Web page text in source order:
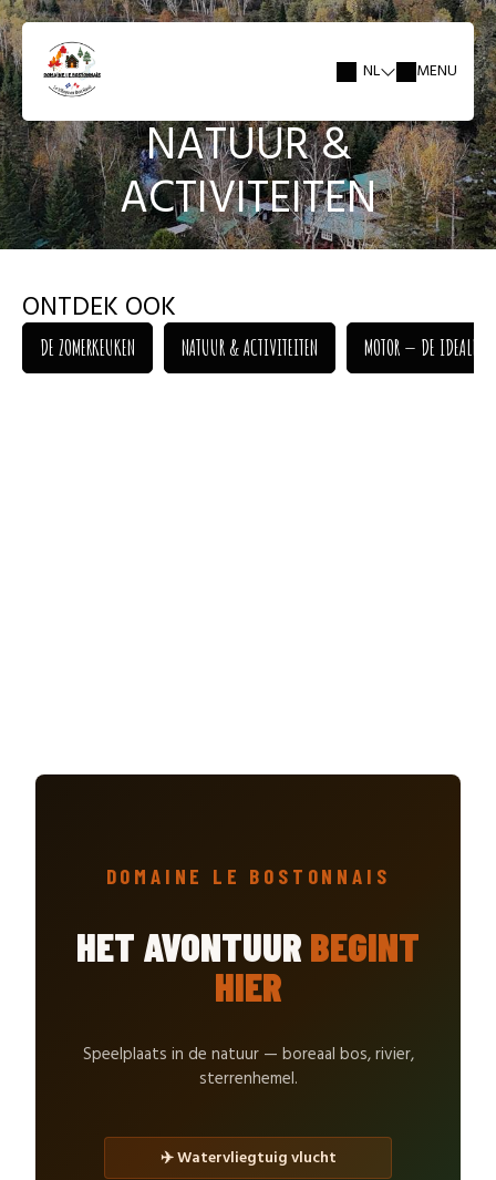
NL MENU
NATUUR &
ACTIVITEITEN
ONTDEK OOK
DE ZOMERKEUKEN
NATUUR & ACTIVITEITEN
MOTOR — DE IDEALE
DOMAINE LE BOSTONNAIS
HET AVONTUUR BEGINT
HIER
Speelplaats in de natuur — boreaal bos, rivier,
sterrenhemel.
✈️ Watervliegtuig vlucht